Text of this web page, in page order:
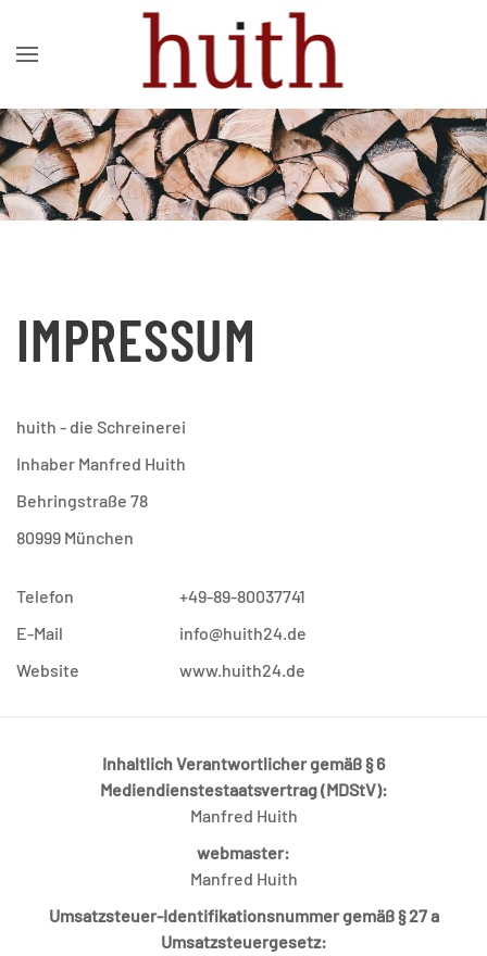
IMPRESSUM
huith - die Schreinerei
Inhaber Manfred Huith
Behringstraße 78
80999 München
Telefon
+49-89-80037741
E-Mail
info@huith24.de
Website
www.huith24.de
Inhaltlich Verantwortlicher gemäß § 6
Mediendienstestaatsvertrag (MDStV):
Manfred Huith
webmaster:
Manfred Huith
Umsatzsteuer-Identifikationsnummer gemäß § 27 a
Umsatzsteuergesetz: